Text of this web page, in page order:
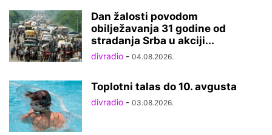
Dan žalosti povodom
obilježavanja 31 godine od
stradanja Srba u akciji...
divradio - 04.08.2026.
Toplotni talas do 10. avgusta
divradio - 03.08.2026.